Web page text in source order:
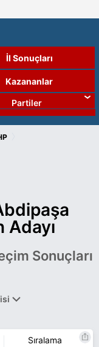
İl Sonuçları
Kazananlar
Partiler
Adayı
Sonuçları
Sıralama